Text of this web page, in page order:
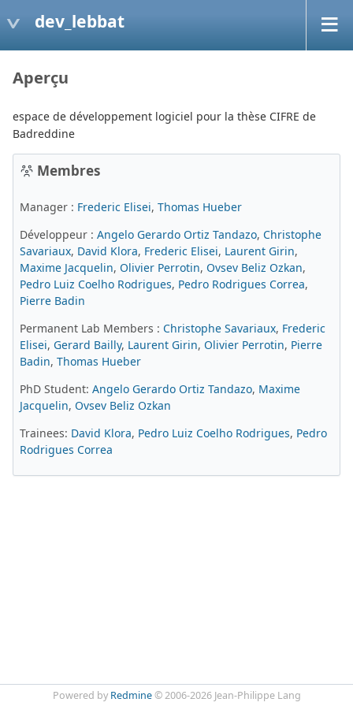
dev_lebbat
Aperçu
espace de développement logiciel pour la thèse CIFRE de
Badreddine
Membres
Manager : Frederic Elisei, Thomas Hueber
Développeur : Angelo Gerardo Ortiz Tandazo, Christophe
Savariaux, David Klora, Frederic Elisei, Laurent Girin,
Maxime Jacquelin, Olivier Perrotin, Ovsev Beliz Ozkan,
Pedro Luiz Coelho Rodrigues, Pedro Rodrigues Correa,
Pierre Badin
Permanent Lab Members : Christophe Savariaux, Frederic
Elisei, Gerard Bailly, Laurent Girin, Olivier Perrotin, Pierre
Badin, Thomas Hueber
PhD Student: Angelo Gerardo Ortiz Tandazo, Maxime
Jacquelin, Ovsev Beliz Ozkan
Trainees: David Klora, Pedro Luiz Coelho Rodrigues, Pedro
Rodrigues Correa
Powered by Redmine© 2006-2026 Jean-Philippe Lang